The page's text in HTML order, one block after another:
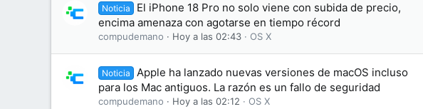
Noticia
El iPhone 18 Pro no solo viene con subida de precio,
encima amenaza con agotarse en tiempo récord
compudemano Hoy a las 02:43 OS X
Noticia
Apple ha lanzado nuevas versiones de macOS incluso
para los Mac antiguos. La razón es un fallo de seguridad
compudemano Hoy a las 02:12 OS X